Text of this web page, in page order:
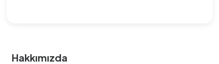
Hakkımızda